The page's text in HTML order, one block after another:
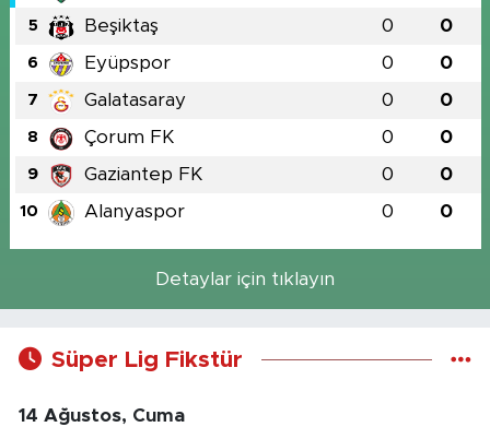
5 Beşiktaş 0 0
6 Eyüpspor 0 0
7 Galatasaray 0 0
8 Çorum FK 0 0
9 Gaziantep FK 0 0
10 Alanyaspor 0 0
Detaylar için tıklayın
Süper Lig Fikstür
14 Ağustos, Cuma